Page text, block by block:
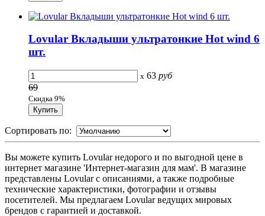
Lovular Вкладыши ультратонкие Hot wind 6
шт.
x 63 руб
69
Скидка 9%
Сортировать по:
Вы можете купить Lovular недорого и по выгодной цене в
интернет магазине 'Интернет-магазин для мам'. В магазине
представлены Lovular с описаниями, а также подробные
технические характеристики, фотографии и отзывы
посетителей. Мы предлагаем Lovular ведущих мировых
брендов с гарантией и доставкой.